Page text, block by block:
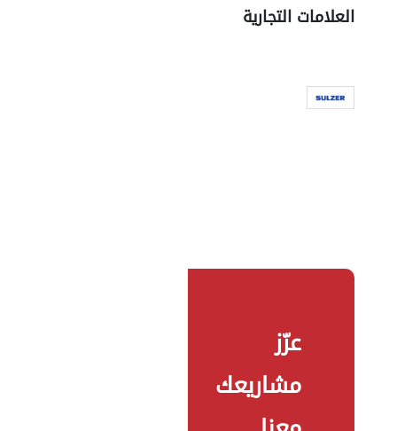
العلامات التجارية
عزّز
مشاريعك